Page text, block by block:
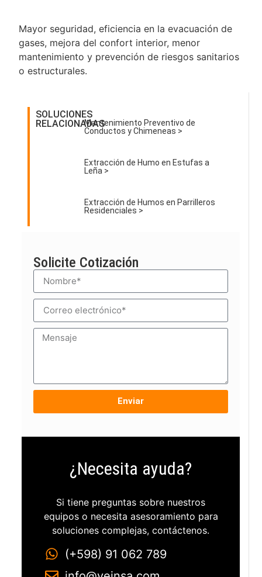
SOLUCIONES
RELACIONADASMantenimiento Preventivo de
Conductos y Chimeneas >
Extracción de Humo en Estufas a
Leña >
Extracción de Humos en Parrilleros
Residenciales >
Solicite Cotización
Enviar
¿Necesita ayuda?
Si tiene preguntas sobre nuestros
equipos o necesita asesoramiento para
soluciones complejas, contáctenos.
(+598) 91 062 789
Mayor seguridad, eficiencia en la evacuación de
gases, mejora del confort interior, menor
mantenimiento y prevención de riesgos sanitarios
o estructurales.